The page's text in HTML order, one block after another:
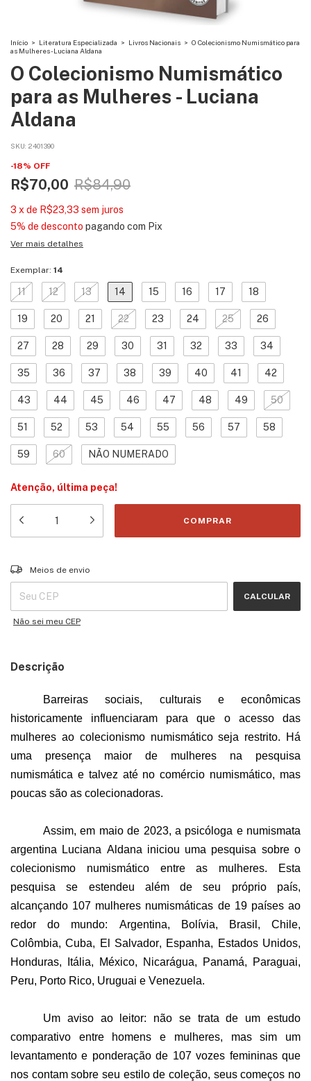
Início > Literatura Especializada > Livros Nacionais > O Colecionismo Numismático para
as Mulheres - Luciana Aldana
O Colecionismo Numismático
para as Mulheres - Luciana
Aldana
SKU: 2401390
-18% OFF
R$70,00 R$84,90
3 x de R$23,33 sem juros
5% de desconto pagando com Pix
Ver mais detalhes
Exemplar: 14
11 12 13 14 15 16 17 18
19 20 21 22 23 24 25 26
27 28 29 30 31 32 33 34
35 36 37 38 39 40 41 42
43 44 45 46 47 48 49 50
51 52 53 54 55 56 57 58
59 60 NÃO NUMERADO
Atenção, última peça!
Entregas para o CEP:
Meios de envio
CALCULAR
Não sei meu CEP
Descrição
Barreiras sociais, culturais e econômicas
historicamente influenciaram para que o acesso das
mulheres ao colecionismo numismático seja restrito. Há
uma presença maior de mulheres na pesquisa
numismática e talvez até no comércio numismático, mas
poucas são as colecionadoras.
Assim, em maio de 2023, a psicóloga e numismata
argentina Luciana Aldana iniciou uma pesquisa sobre o
colecionismo numismático entre as mulheres. Esta
pesquisa se estendeu além de seu próprio país,
alcançando 107 mulheres numismáticas de 19 países ao
redor do mundo: Argentina, Bolívia, Brasil, Chile,
Colômbia, Cuba, El Salvador, Espanha, Estados Unidos,
Honduras, Itália, México, Nicarágua, Panamá, Paraguai,
Peru, Porto Rico, Uruguai e Venezuela.
Um aviso ao leitor: não se trata de um estudo
comparativo entre homens e mulheres, mas sim um
levantamento e ponderação de 107 vozes femininas que
nos contam sobre seu estilo de coleção, seus começos no